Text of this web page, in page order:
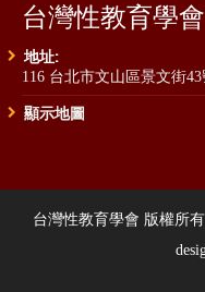
台灣性教育學會
地址:
116 台北市文山區景文街
顯示地圖
台灣性教育學會 版權所